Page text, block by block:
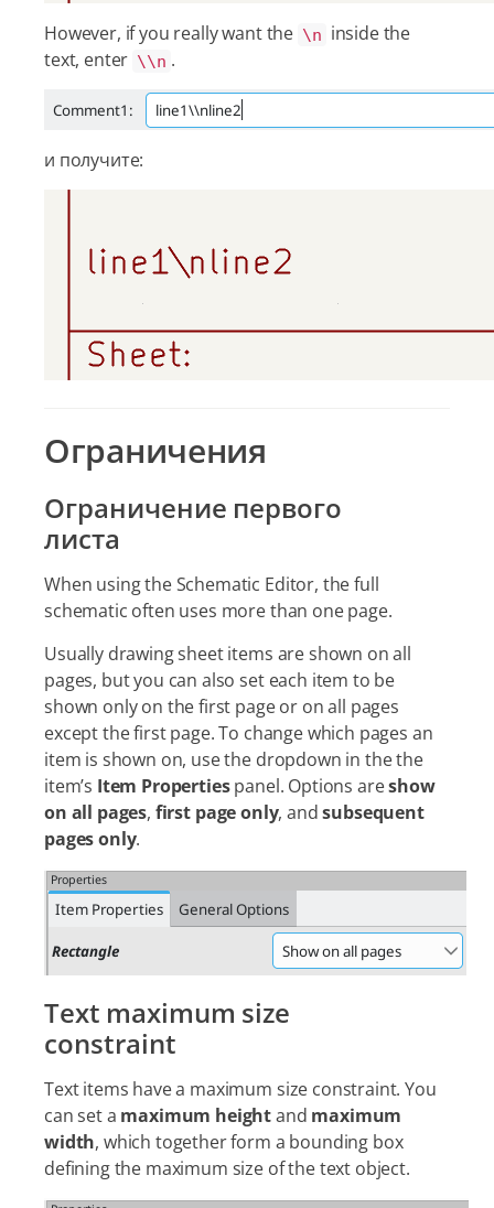
However, if you really want the \n inside the
text, enter \\n .
и получите:
Ограничения
Ограничение первого
листа
When using the Schematic Editor, the full
schematic often uses more than one page.
Usually drawing sheet items are shown on all
pages, but you can also set each item to be
shown only on the first page or on all pages
except the first page. To change which pages an
item is shown on, use the dropdown in the the
item’s Item Propertiespanel. Options areshow
on all pages, first page only, andsubsequent
pages only.
Text maximum size
constraint
Text items have a maximum size constraint. You
can set a maximum heightand maximum
width, which together form a bounding box
defining the maximum size of the text object.